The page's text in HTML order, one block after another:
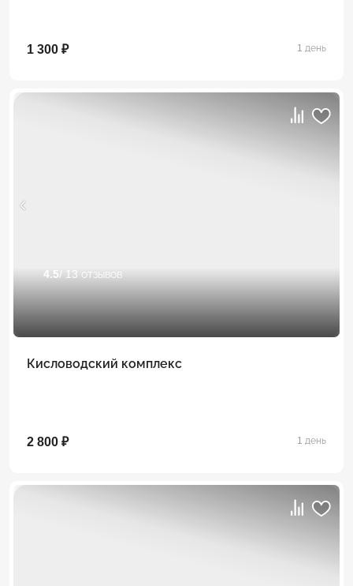
1 300 ₽ 1 день
4.5/ 13 отзывов
Кисловодский комплекс
2 800 ₽ 1 день